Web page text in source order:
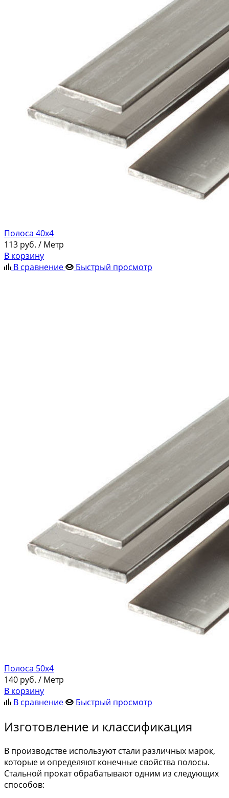
Полоса 40х4
113 руб. / Метр
В корзину
В сравнение
Быстрый просмотр
Полоса 50х4
140 руб. / Метр
В корзину
В сравнение
Быстрый просмотр
Изготовление и классификация
В производстве используют стали различных марок,
которые и определяют конечные свойства полосы.
Стальной прокат обрабатывают одним из следующих
способов: